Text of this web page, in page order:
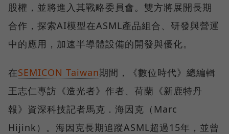
股權，並將進入其戰略委員會。雙方將展開長期
合作，探索AI模型在ASML產品組合、研發與營運
中的應用，加速半導體設備的開發與優化。
在SEMICON Taiwan期間，《數位時代》總編輯
王志仁專訪《造光者》作者、荷蘭《新鹿特丹
報》資深科技記者馬克．海因克（Marc
Hijink）。海因克長期追蹤ASML超過15年，並曾